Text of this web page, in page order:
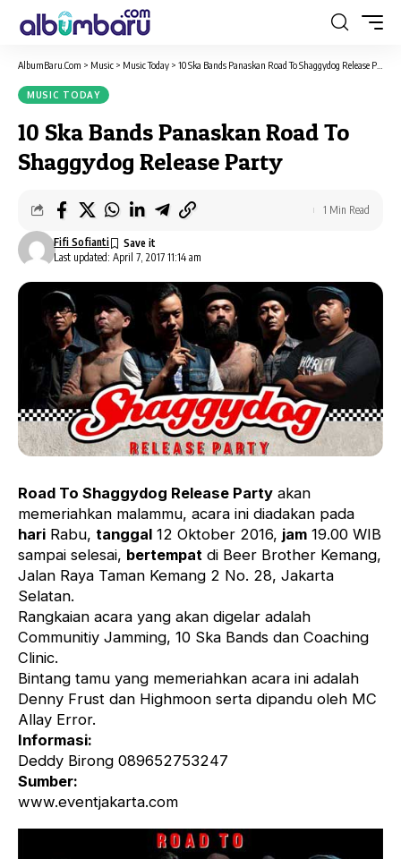
AlbumBaru.Com > Music > Music Today > 10 Ska Bands Panaskan Road To Shaggydog Release Party
MUSIC TODAY
10 Ska Bands Panaskan Road To
Shaggydog Release Party
Last updated: April 7, 2017 11:14 am
Fifi Sofianti
1 Min Read
Road To Shaggydog Release Party akan
memeriahkan malammu, acara ini diadakan pada
hari Rabu, tanggal 12 Oktober 2016, jam 19.00 WIB
sampai selesai, bertempat di Beer Brother Kemang,
Jalan Raya Taman Kemang 2 No. 28, Jakarta
Selatan.
Rangkaian acara yang akan digelar adalah
Communitiy Jamming, 10 Ska Bands dan Coaching
Clinic.
Bintang tamu yang memeriahkan acara ini adalah
Denny Frust dan Highmoon serta dipandu oleh MC
Allay Error.
Informasi:
Deddy Birong 089652753247
Sumber:
www.eventjakarta.com